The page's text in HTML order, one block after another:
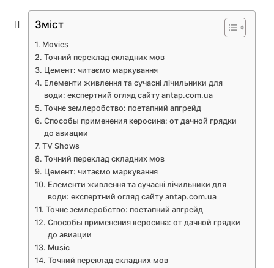
Зміст
Movies
Точний переклад складних мов
Цемент: читаємо маркування
Елементи живлення та сучасні лічильники для
води: експертний огляд сайту antap.com.ua
Точне землеробство: поетапний апгрейд
Способы применения керосина: от дачной грядки
до авиации
TV Shows
Точний переклад складних мов
Цемент: читаємо маркування
Елементи живлення та сучасні лічильники для
води: експертний огляд сайту antap.com.ua
Точне землеробство: поетапний апгрейд
Способы применения керосина: от дачной грядки
до авиации
Music
Точний переклад складних мов